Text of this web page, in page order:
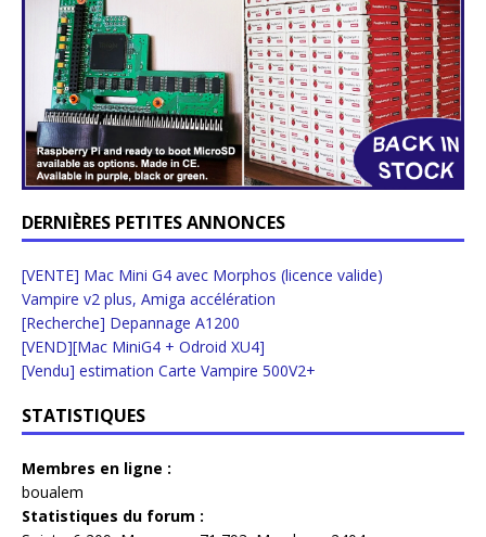
DERNIÈRES PETITES ANNONCES
[VENTE] Mac Mini G4 avec Morphos (licence valide)
Vampire v2 plus, Amiga accélération
[Recherche] Depannage A1200
[VEND][Mac MiniG4 + Odroid XU4]
[Vendu] estimation Carte Vampire 500V2+
STATISTIQUES
Membres en ligne :
boualem
Statistiques du forum :